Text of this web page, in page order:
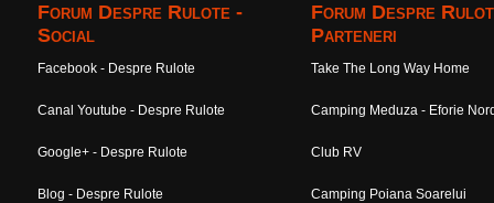
Forum Despre Rulote -
Social
Facebook - Despre Rulote
Canal Youtube - Despre Rulote
Google+ - Despre Rulote
Blog - Despre Rulote
Forum Despre
Parteneri
Take The Long Way Home
Camping Meduza - Eforie
Club RV
Camping Poiana Soarelui